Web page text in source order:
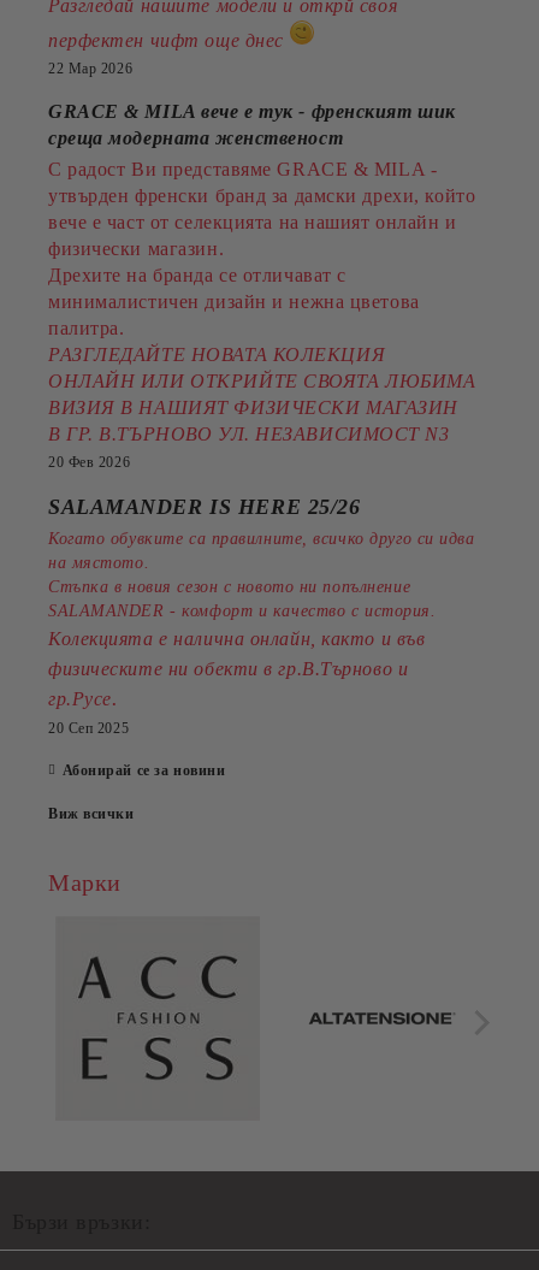
Разгледай нашите модели и открй своя
перфектен чифт още днес
22 Мар 2026
GRACE & MILA вече е тук - френският шик
среща модерната женственост
С радост Ви представяме GRACE & MILA -
утвърден френски бранд за дамски дрехи, който
вече е част от селекцията на нашият онлайн и
физически магазин.
Дрехите на бранда се отличават с
минималистичен дизайн и нежна цветова
палитра.
РАЗГЛЕДАЙТЕ НОВАТА КОЛЕКЦИЯ
ОНЛАЙН ИЛИ ОТКРИЙТЕ СВОЯТА ЛЮБИМА
ВИЗИЯ В НАШИЯТ ФИЗИЧЕСКИ МАГАЗИН
В ГР. В.ТЪРНОВО УЛ. НЕЗАВИСИМОСТ N3
20 Фев 2026
SALAMANDER IS HERE 25/26
Когато обувките са правилните, всичко друго си идва
на мястото.
Стъпка в новия сезон с новото ни попълнение
SALAMANDER - комфорт и качество с история.
Колекцията е налична онлайн, както и във
физическите ни обекти в гр.В.Търново и
гр.Русе.
20 Сеп 2025
Абонирай се за новини
Виж всички
Марки